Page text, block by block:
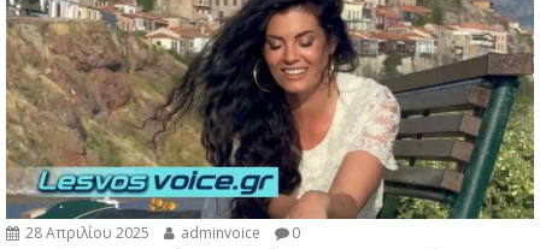
28 Απριλίου 2025 adminvoice 0